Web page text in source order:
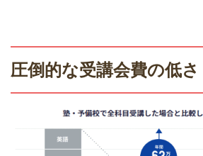
圧倒的な受講会費の低さ